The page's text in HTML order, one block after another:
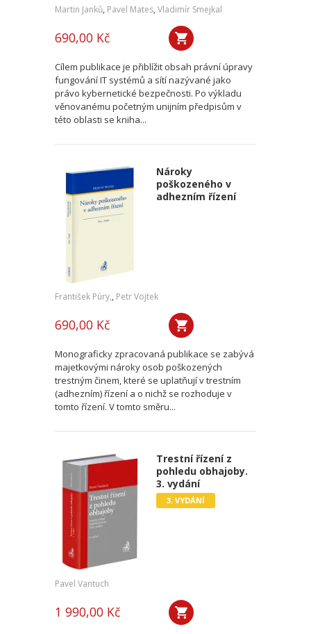
Martin Janků, Pavel Mates, Vladimír Smejkal
690,00 Kč
Cílem publikace je přiblížit obsah právní úpravy
fungování IT systémů a sítí nazývané jako
právo kybernetické bezpečnosti. Po výkladu
věnovanému početným unijním předpisům v
této oblasti se kniha...
Nároky
poškozeného v
adhezním řízení
František Púry,, Petr Vojtek
690,00 Kč
Monograficky zpracovaná publikace se zabývá
majetkovými nároky osob poškozených
trestným činem, které se uplatňují v trestním
(adhezním) řízení a o nichž se rozhoduje v
tomto řízení. V tomto směru...
Trestní řízení z
pohledu obhajoby.
3. vydání
3. VYDÁNÍ
Pavel Vantuch
1 990,00 Kč